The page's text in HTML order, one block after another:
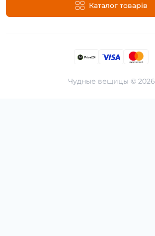
Каталог товарів
Чудные вещицы © 2026